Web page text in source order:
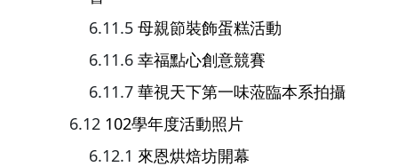
母親節裝飾蛋糕活動
幸福點心創意競賽
華視天下第一味蒞臨本系拍攝
102學年度活動照片
來恩烘焙坊開幕